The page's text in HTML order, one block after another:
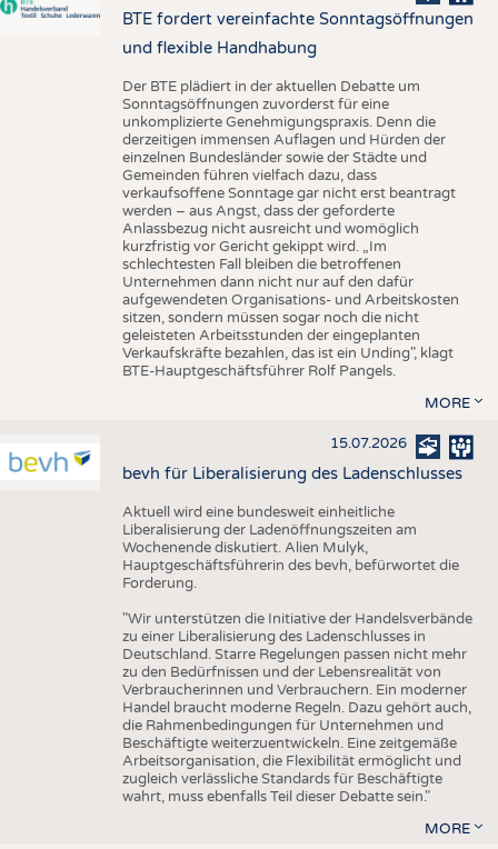
BTE fordert vereinfachte Sonntagsöffnungen
und flexible Handhabung
Der BTE plädiert in der aktuellen Debatte um
Sonntagsöffnungen zuvorderst für eine
unkomplizierte Genehmigungspraxis. Denn die
derzeitigen immensen Auflagen und Hürden der
einzelnen Bundesländer sowie der Städte und
Gemeinden führen vielfach dazu, dass
verkaufsoffene Sonntage gar nicht erst beantragt
werden – aus Angst, dass der geforderte
Anlassbezug nicht ausreicht und womöglich
kurzfristig vor Gericht gekippt wird. „Im
schlechtesten Fall bleiben die betroffenen
Unternehmen dann nicht nur auf den dafür
aufgewendeten Organisations- und Arbeitskosten
sitzen, sondern müssen sogar noch die nicht
geleisteten Arbeitsstunden der eingeplanten
Verkaufskräfte bezahlen, das ist ein Unding", klagt
BTE-Hauptgeschäftsführer Rolf Pangels.
MORE
15.07.2026
bevh für Liberalisierung des Ladenschlusses
Aktuell wird eine bundesweit einheitliche
Liberalisierung der Ladenöffnungszeiten am
Wochenende diskutiert. Alien Mulyk,
Hauptgeschäftsführerin des bevh, befürwortet die
Forderung.
"Wir unterstützen die Initiative der Handelsverbände
zu einer Liberalisierung des Ladenschlusses in
Deutschland. Starre Regelungen passen nicht mehr
zu den Bedürfnissen und der Lebensrealität von
Verbraucherinnen und Verbrauchern. Ein moderner
Handel braucht moderne Regeln. Dazu gehört auch,
die Rahmenbedingungen für Unternehmen und
Beschäftigte weiterzuentwickeln. Eine zeitgemäße
Arbeitsorganisation, die Flexibilität ermöglicht und
zugleich verlässliche Standards für Beschäftigte
wahrt, muss ebenfalls Teil dieser Debatte sein."
MORE